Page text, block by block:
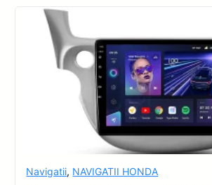
Navigatii, NAVIGATII HONDA